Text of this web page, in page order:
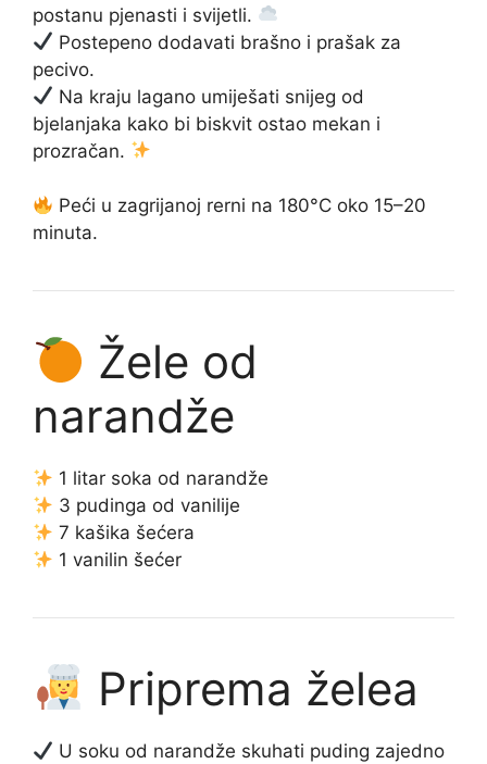
postanu pjenasti i svijetli.
Postepeno dodavati brašno i prašak za
pecivo.
Na kraju lagano umiješati snijeg od
bjelanjaka kako bi biskvit ostao mekan i
prozračan.
Peći u zagrijanoj rerni na 180°C oko 15–20
minuta.
Žele od
narandže
1 litar soka od narandže
3 pudinga od vanilije
7 kašika šećera
1 vanilin šećer
Priprema želea
U soku od narandže skuhati puding zajedno